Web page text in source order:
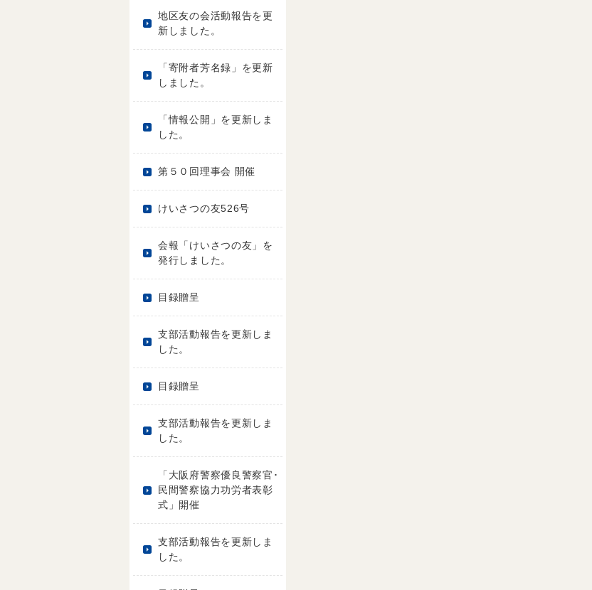
地区友の会活動報告を更
新しました。
「寄附者芳名録」を更新
しました。
「情報公開」を更新しま
した。
第５０回理事会 開催
けいさつの友526号
会報「けいさつの友」を
発行しました。
目録贈呈
支部活動報告を更新しま
した。
目録贈呈
支部活動報告を更新しま
した。
「大阪府警察優良警察官･
民間警察協力功労者表彰
式」開催
支部活動報告を更新しま
した。